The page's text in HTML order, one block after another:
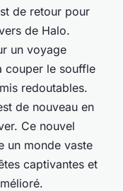
de retour pour
de Halo.
un voyage
couper le souffle
redoutables.
de nouveau en
Ce nouvel
un monde vaste
captivantes et